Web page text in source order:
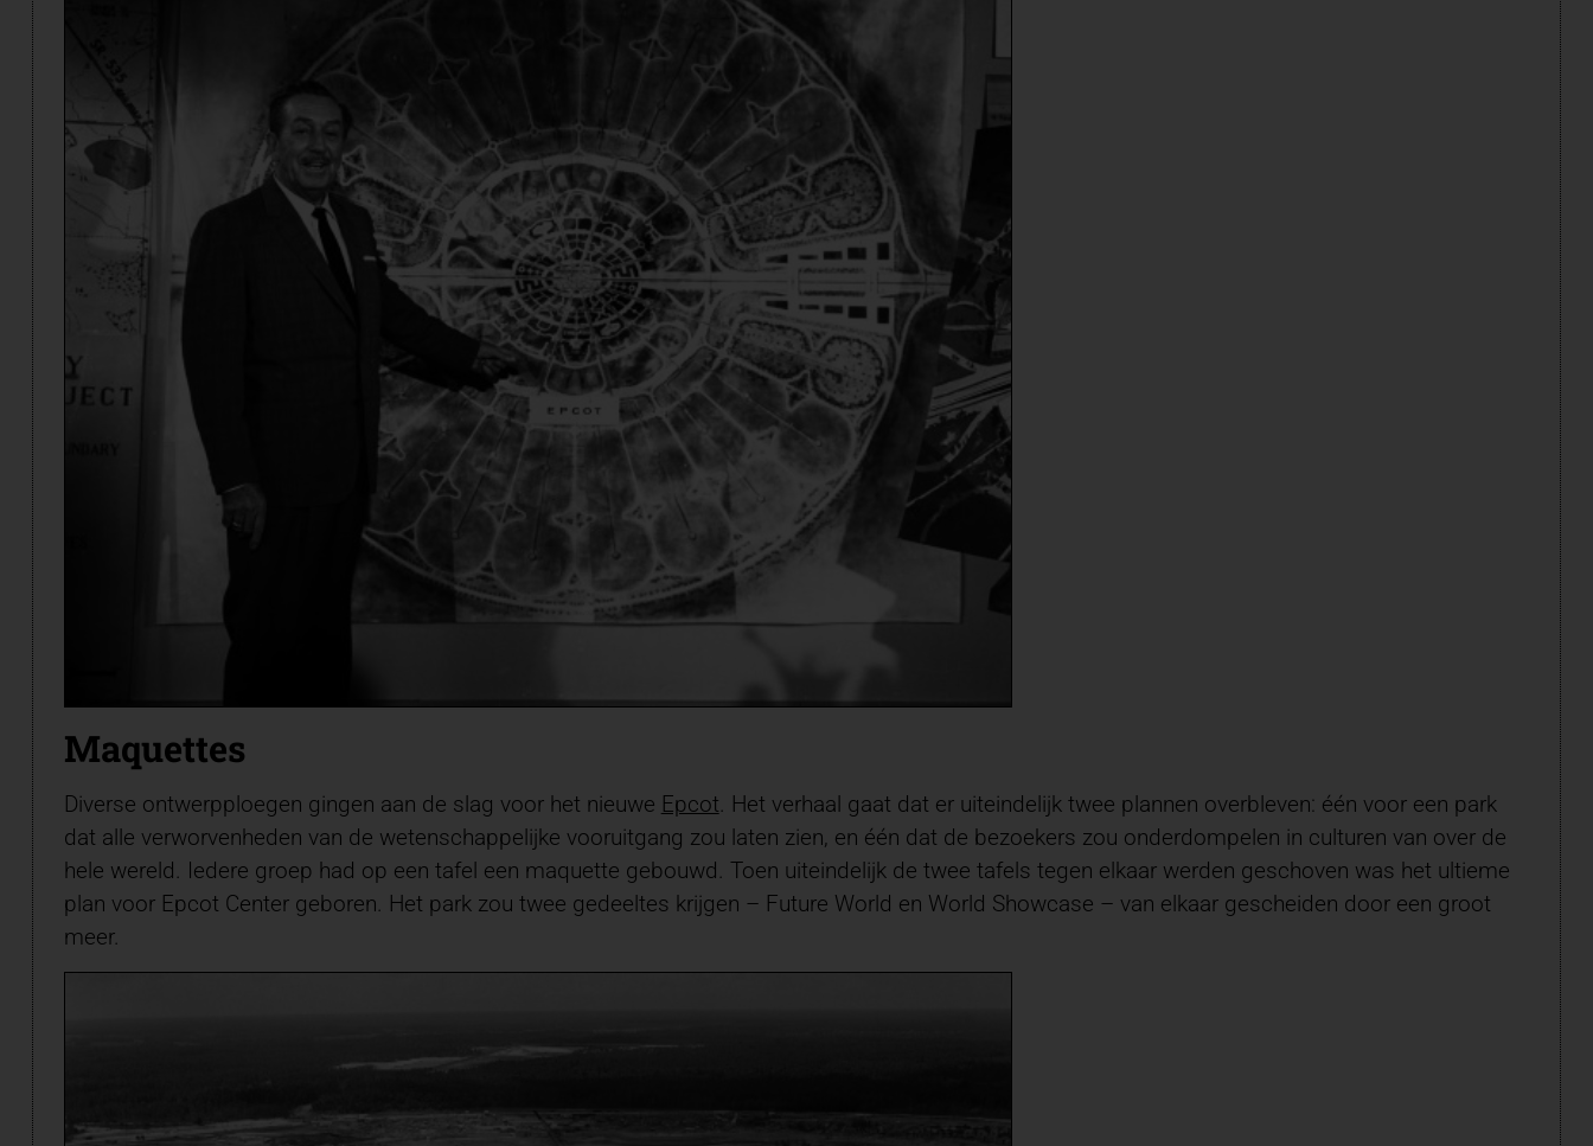
Maquettes
Diverse ontwerpploegen gingen aan de slag voor het nieuwe Epcot. Het verhaal gaat dat er uiteindelijk twee plannen overbleven: één voor een park
dat alle verworvenheden van de wetenschappelijke vooruitgang zou laten zien, en één dat de bezoekers zou onderdompelen in culturen van over de
hele wereld. Iedere groep had op een tafel een maquette gebouwd. Toen uiteindelijk de twee tafels tegen elkaar werden geschoven was het ultieme
plan voor Epcot Center geboren. Het park zou twee gedeeltes krijgen – Future World en World Showcase – van elkaar gescheiden door een groot
meer.